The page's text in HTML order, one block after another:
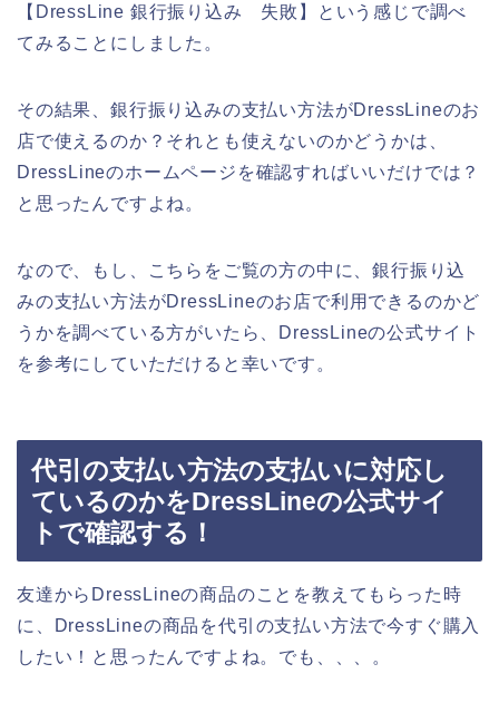
【DressLine 銀行振り込み 失敗】という感じで調べ
てみることにしました。
その結果、銀行振り込みの支払い方法がDressLineのお
店で使えるのか？それとも使えないのかどうかは、
DressLineのホームページを確認すればいいだけでは？
と思ったんですよね。
なので、もし、こちらをご覧の方の中に、銀行振り込
みの支払い方法がDressLineのお店で利用できるのかど
うかを調べている方がいたら、DressLineの公式サイト
を参考にしていただけると幸いです。
代引の支払い方法の支払いに対応し
ているのかをDressLineの公式サイ
トで確認する！
友達からDressLineの商品のことを教えてもらった時
に、DressLineの商品を代引の支払い方法で今すぐ購入
したい！と思ったんですよね。でも、、、。